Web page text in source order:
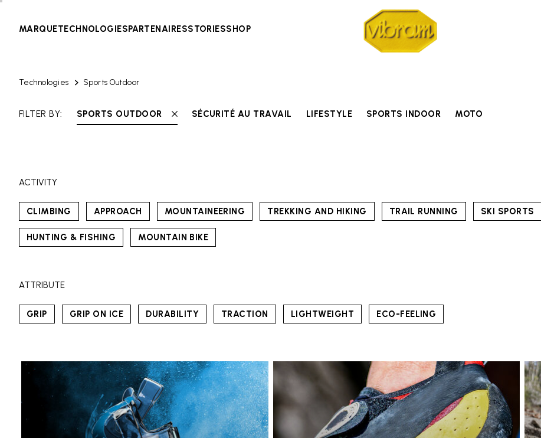
MARQUETECHNOLOGIESPARTENAIRESSTORIESSHOP
Technologies Sports Outdoor
FILTER BY: SPORTS OUTDOOR SÉCURITÉ AU TRAVAIL LIFESTYLE SPORTS INDOOR MOTO
ACTIVITY
CLIMBING APPROACH MOUNTAINEERING TREKKING AND HIKING TRAIL RUNNING SKI SPORTS
HUNTING & FISHING MOUNTAIN BIKE
ATTRIBUTE
GRIP GRIP ON ICE DURABILITY TRACTION LIGHTWEIGHT ECO-FEELING